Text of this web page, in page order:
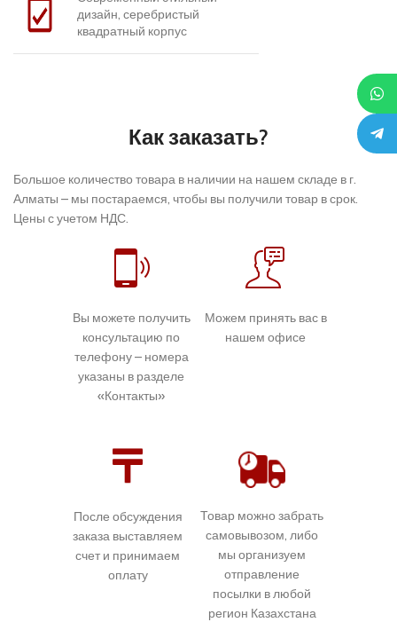
дизайн, серебристый
квадратный корпус
Как заказать?
Большое количество товара в наличии на нашем складе в г.
Алматы – мы постараемся, чтобы вы получили товар в срок.
Цены с учетом НДС.
Вы можете получить
консультацию по
телефону – номера
указаны в разделе
«Контакты»
Можем принять вас в
нашем офисе
После обсуждения
заказа выставляем
счет и принимаем
оплату
Товар можно забрать
самовывозом, либо
мы организуем
отправление
посылки в любой
регион Казахстана